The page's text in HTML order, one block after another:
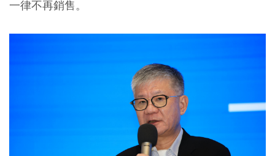
一律不再銷售。